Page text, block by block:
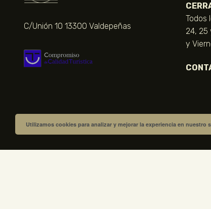
C/Unión 10 13300 Valdepeñas
Todos
24, 25
y
Utilizamos cookies para analizar y mejorar la experiencia en nuestro